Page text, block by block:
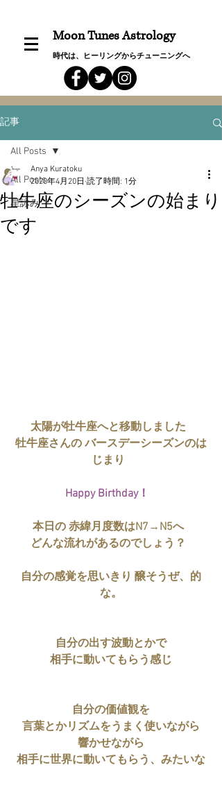
Moon Tunes Astrology
時代は、ヒーリングからチューニングへ
記事
All Posts
星詠み
All Posts
牡牛座のシーズンの始まり
です
Anya Kuratoku
2020年4月20日 読了時間: 1分
太陽が牡牛座へと移動しました
牡牛座さんの バースデーシーズンのは
じまり
Happy Birthday！
本日の 赤緯月度数はN7→N5へ
どんな流れがあるのでしょう？
自分の感覚を思いきり 醸そうぜ、的
な。
自分の出す波動とかで
相手に動いてもらう感じ
自分の価値観を
言葉とかリズムをうまく使いながら
響かせながら
相手に世界に動いてもらう、みたいな